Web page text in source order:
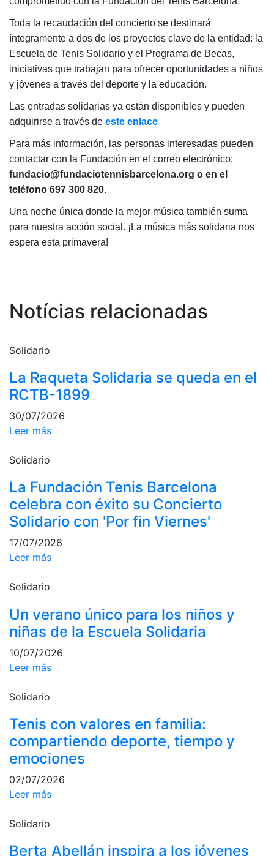
Servicios
Instalaciones
Preguntas
Frecuentes
(FAQs)
Trabaja con
Área deportiva
Tenis
Escuela de
tenis
Palmarés
equipos
Competiciones
Campeonato
Cuadros de
Cuadro de
Honor
Histórico del
Campeonato
Fotos
Normativa
Pádel
Pádel
Campeonato
juego
Cuadro
d'Honor
Histórico del
Campeonato
Otros deportes
Área social
Activitats
Socials
Salidas
Conferencias
Toda la recaudación del concierto se destinará
íntegramente a dos de los proyectos clave de la entidad: la
Escuela de Tenis Solidario y el Programa de Becas,
iniciativas que trabajan para ofrecer oportunidades a niños
y jóvenes a través del deporte y la educación.
Las entradas solidarias ya están disponibles y pueden
adquirirse a través de este enlace
Para más información, las personas interesadas pueden
contactar con la Fundación en el correo electrónico:
fundacio@fundaciotennisbarcelona.org o en el
teléfono 697 300 820.
Una noche única donde la mejor música también suma
para nuestra acción social. ¡La música más solidaria nos
espera esta primavera!
Notícias relacionadas
Solidario
La Raqueta Solidaria se queda en el
RCTB-1899
30/07/2026
Leer más
Solidario
La Fundación Tenis Barcelona
celebra con éxito su Concierto
Solidario con 'Por fin Viernes'
17/07/2026
Leer más
Solidario
Un verano único para los niños y
niñas de la Escuela Solidaria
10/07/2026
Leer más
Solidario
Tenis con valores en familia:
compartiendo deporte, tiempo y
emociones
02/07/2026
Leer más
Solidario
Berta Abellán inspira a los jóvenes